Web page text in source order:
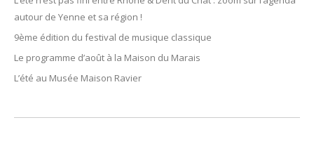
autour de Yenne et sa région !
9ème édition du festival de musique classique
Le programme d’août à la Maison du Marais
L’été au Musée Maison Ravier